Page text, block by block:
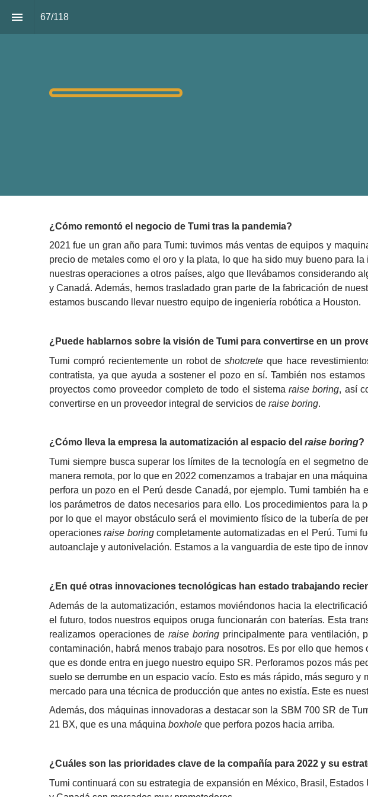
67/118
¿Cómo remontó el negocio de Tumi tras la pandemia?
2021 fue un gran año para Tumi: tuvimos más ventas de equipos y
precio de metales como el oro y la plata, lo que ha sido muy bueno para
nuestras operaciones a otros países, algo que llevábamos considerando
y Canadá. Además, hemos trasladado gran parte de la fabricación de
estamos buscando llevar nuestro equipo de ingeniería robótica a Houston.
¿Puede hablarnos sobre la visión de Tumi para convertirse en un
Tumi compró recientemente un robot de shotcrete que hace
contratista, ya que ayuda a sostener el pozo en sí. También nos
proyectos como proveedor completo de todo el sistema raise boring, así
convertirse en un proveedor integral de servicios de raise boring.
¿Cómo lleva la empresa la automatización al espacio del raise boring?
Tumi siempre busca superar los límites de la tecnología en el segmetno
manera remota, por lo que en 2022 comenzamos a trabajar en una máquina
perfora un pozo en el Perú desde Canadá, por ejemplo. Tumi también
los parámetros de datos necesarios para ello. Los procedimientos para
por lo que el mayor obstáculo será el movimiento físico de la tubería de
operaciones raise boring completamente automatizadas en el Perú. Tumi
autoanclaje y autonivelación. Estamos a la vanguardia de este tipo de
¿En qué otras innovaciones tecnológicas han estado trabajando
Además de la automatización, estamos moviéndonos hacia la
el futuro, todos nuestros equipos oruga funcionarán con baterías. Esta
realizamos operaciones de raise boring principalmente para ventilación,
contaminación, habrá menos trabajo para nosotros. Es por ello que
que es donde entra en juego nuestro equipo SR. Perforamos pozos más
suelo se derrumbe en un espacio vacío. Esto es más rápido, más seguro
mercado para una técnica de producción que antes no existía. Este es
Además, dos máquinas innovadoras a destacar son la SBM 700 SR de
21 BX, que es una máquina boxhole que perfora pozos hacia arriba.
¿Cuáles son las prioridades clave de la compañía para 2022 y su
Tumi continuará con su estrategia de expansión en México, Brasil,